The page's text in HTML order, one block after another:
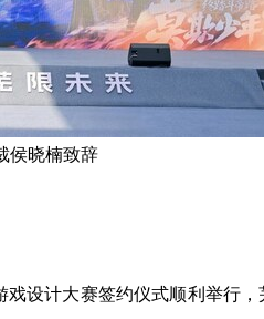
侯晓楠致辞
设计大赛签约仪式顺利举行